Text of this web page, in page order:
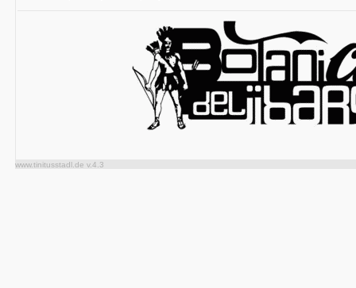
www.tinitusstadl.de v.4.3